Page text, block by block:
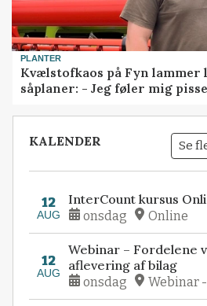
PLANTER
Kvælstofkaos på Fyn lammer
såplaner: - Jeg føler mig
KALENDER Se
12
AUG
InterCount kursus
onsdag Online
12
AUG
Webinar – Fordelene
aflevering af bilag
onsdag Webinar